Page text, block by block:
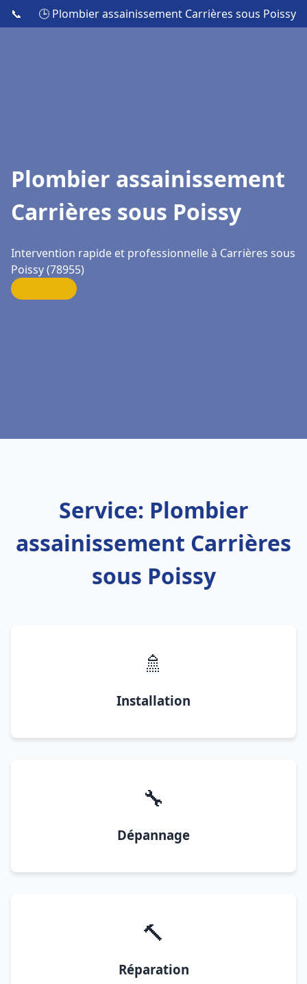
📞 🕒 Plombier assainissement Carrières sous Poissy
Plombier assainissement
Carrières sous Poissy
Intervention rapide et professionnelle à Carrières sous
Poissy (78955)
Service: Plombier
assainissement Carrières
sous Poissy
🚿
Installation
🔧
Dépannage
🔨
Réparation